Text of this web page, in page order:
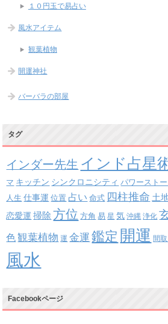
１０円玉で易占い
風水アイテム
観葉植物
開運神社
バーバラの部屋
タグ
インダー先生 インド占星
マ キッチン シンクロニシティ パワースト
人生 仕事運 位置 占い 命式 四柱推命 土
恋愛運 掃除 方位 方角 易 星 気 沖縄 浄化
色 観葉植物 運 金運 鑑定 開運 間取
風水
Facebookページ